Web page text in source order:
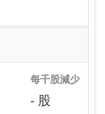
每千股減少
- 股